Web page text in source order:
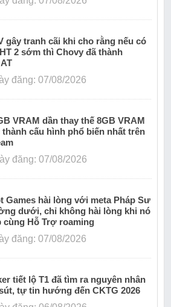
gây tranh cãi khi cho rằng nếu có
2 sớm thì Chovy đã thành
đăng: 07/08/2026
VRAM dần thay thế 8GB VRAM
cấu hình phổ biến nhất trên
đăng: 07/08/2026
Games hài lòng với meta Pháp Sư
dưới, chỉ không hài lòng khi nó
cùng Hỗ Trợ roaming
đăng: 07/08/2026
tiết lộ T1 đã tìm ra nguyên nhân
tự tin hướng đến CKTG 2026